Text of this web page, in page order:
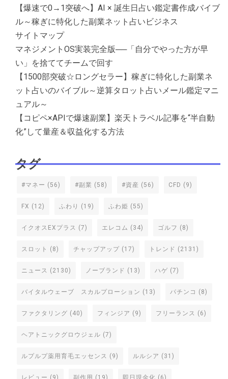
【爆速で0→1突破へ】AI × 誕生日占い鑑定書作成バイブ
ル～稼ぎに特化した副業ネット占いビジネス
サイトマップ
マネジメントOS実装完全版──「自分でやった方が早
い」を捨ててチームで回す
【1500部突破☆ロングセラー】稼ぎに特化した副業ネ
ット占いのバイブル～逆算タロット占いメール鑑定マニ
ュアル～
【コピペ×APIで爆速副業】楽天トラベル記事を“半自動
化”して量産＆収益化する方法
タグ
#マネー (56) #副業 (58) #資産 (56) CFD (9)
FX (12) ふわり (19) ふわ姫 (55)
イクオスEXプラス (7) エレコム (34) ゴルフ (8)
スロット (8) チャップアップ (17) トレンド (2131)
ニュース (2130) ノーブランド (13) ハゲ (7)
バイタルウェーブ スカルプローション (13) パチンコ (8)
ファクタリング (40) フィンジア (9) フリーランス (6)
ヘアトニックグロウジェル (7)
ルプルプ薬用育毛エッセンス (9) ルルシア (31)
レビュー (9) 副作用 (19) 即日現金化 (6)